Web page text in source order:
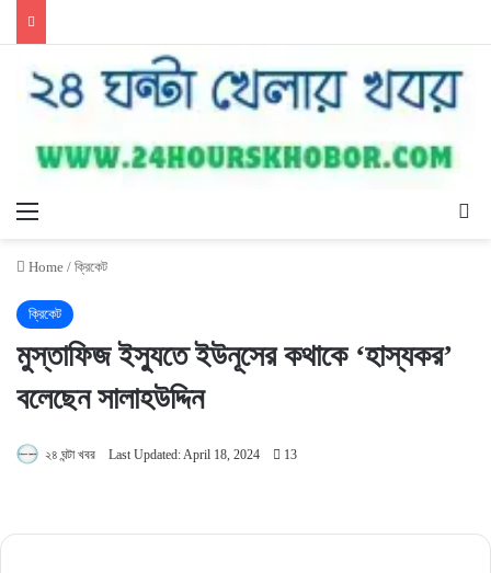
Menu
Home / ক্রিকেট
ক্রিকেট
মুস্তাফিজ ইস্যুতে ইউনূসের কথাকে ‘হাস্যকর’
বলেছেন সালাহউদ্দিন
২৪ ঘন্টা খবর Last Updated: April 18, 2024 13